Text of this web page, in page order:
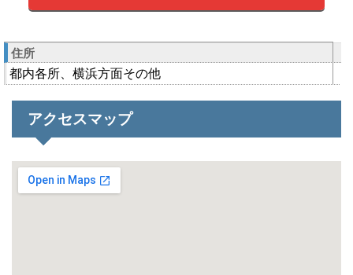
住所
都内各所、横浜方面その他
アクセスマップ